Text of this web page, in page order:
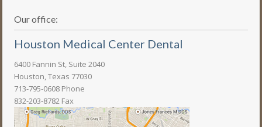
Our office:
Houston Medical Center Dental
6400 Fannin St, Suite 2040
Houston, Texas 77030
713-795-0608 Phone
832-203-8782 Fax